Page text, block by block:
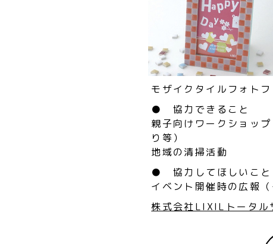
モザイクタイルフォトフ
● 協力できること
親子向けワークショッ
り等）
地域の清掃活動
● 協力してほしいこと
イベント開催時の広報（
株式会社LIXILトータ